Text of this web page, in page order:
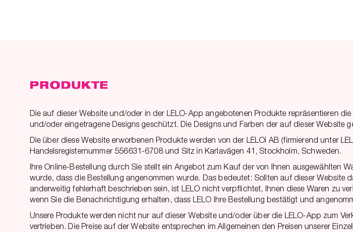
PRODUKTE
Die auf dieser Website und/oder in der LELO-App angebotenen Produkte repräsentieren
und/oder eingetragene Designs geschützt. Die Designs und Farben der auf dieser Website
Die über diese Website erworbenen Produkte werden von der LELOi AB (firmierend unter
Handelsregisternummer 556631-6708 und Sitz in Karlavägen 41, Stockholm, Schweden.
Ihre Online-Bestellung durch Sie stellt ein Angebot zum Kauf der von Ihnen ausgewählten
wurde, dass die Bestellung angenommen wurde. Das bedeutet: Sollten auf dieser Website
anderweitig fehlerhaft beschrieben sein, ist LELO nicht verpflichtet, Ihnen diese Waren zu
wenn Sie die Benachrichtigung erhalten, dass LELO Ihre Bestellung bestätigt und
Unsere Produkte werden nicht nur auf dieser Website und/oder über die LELO-App zum
vertrieben. Die Preise auf der Website entsprechen im Allgemeinen den Preisen unserer